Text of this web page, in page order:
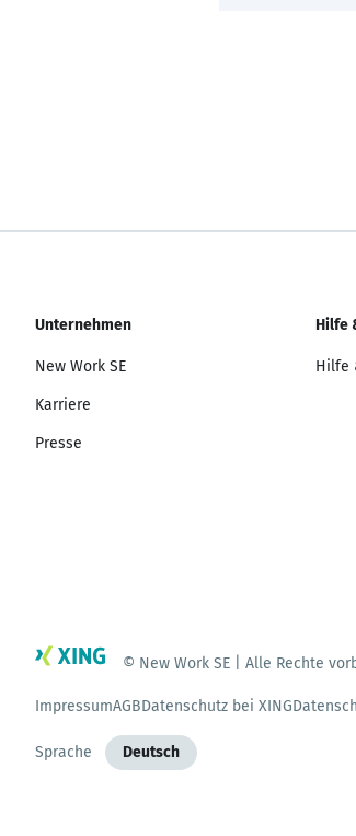
Unternehmen
New Work SE
Karriere
Presse
Hilfe
Hilfe
© New Work SE | Alle Rechte
ImpressumAGBDatenschutz bei XING
Sprache Deutsch